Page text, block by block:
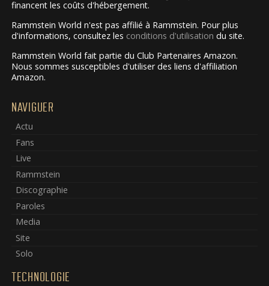
financent les coûts d'hébergement.
Rammstein World n'est pas affilié à Rammstein. Pour plus
d'informations, consultez les conditions d'utilisation du site.
Rammstein World fait partie du Club Partenaires Amazon.
Nous sommes susceptibles d'utiliser des liens d'affiliation
Amazon.
NAVIGUER
Actu
Fans
Live
Rammstein
Discographie
Paroles
Media
Site
Solo
TECHNOLOGIE